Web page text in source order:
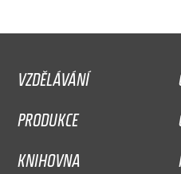
VZDĚLÁVÁNÍ
PRODUKCE
KNIHOVNA